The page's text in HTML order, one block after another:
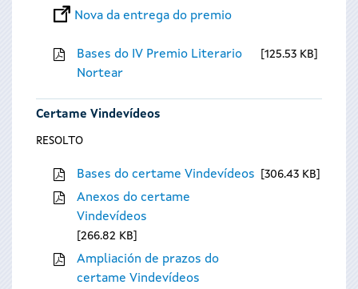
Nova da entrega do premio
Bases do IV Premio Literario
Nortear
125.53 KB
Certame Vindevídeos
RESOLTO
Bases do certame Vindevídeos 306.43 KB
Anexos do certame
Vindevídeos
266.82 KB
Ampliación de prazos do
certame Vindevídeos